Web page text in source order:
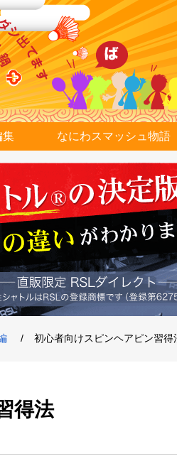
集 なにわスマッシュ物語
初心者向けスピンヘアピン習得
得法